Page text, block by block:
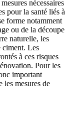
nécessaires
pour la santé liés à
forme notamment
ou de la découpe
naturelle, les
ciment. Les
à ces risques
Pour les
important
les mesures de